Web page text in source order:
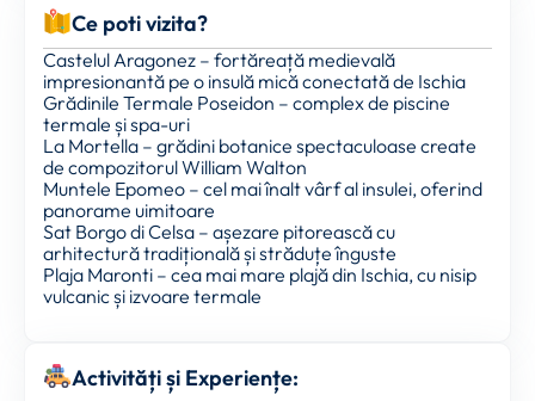
Ce poti vizita?
Castelul Aragonez – fortăreață medievală
impresionantă pe o insulă mică conectată de Ischia
Grădinile Termale Poseidon – complex de piscine
termale și spa-uri
La Mortella – grădini botanice spectaculoase create
de compozitorul William Walton
Muntele Epomeo – cel mai înalt vârf al insulei, oferind
panorame uimitoare
Sat Borgo di Celsa – așezare pitorească cu
arhitectură tradițională și străduțe înguste
Plaja Maronti – cea mai mare plajă din Ischia, cu nisip
vulcanic și izvoare termale
Activități și Experiențe: